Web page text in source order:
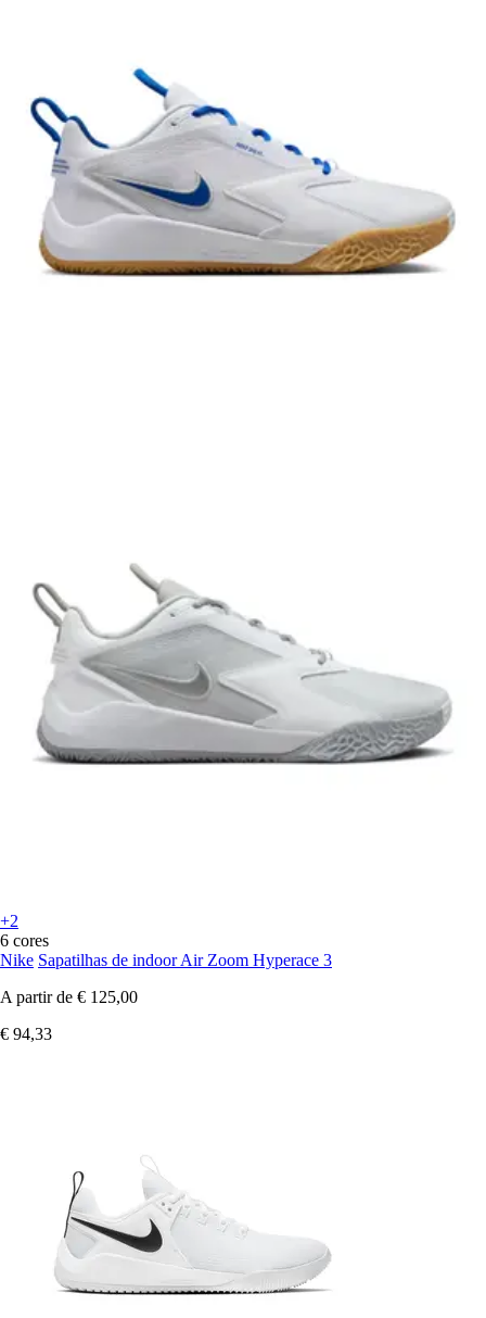
+2
6 cores
Nike Sapatilhas de indoor Air Zoom Hyperace 3
A partir de € 125,00
€ 94,33